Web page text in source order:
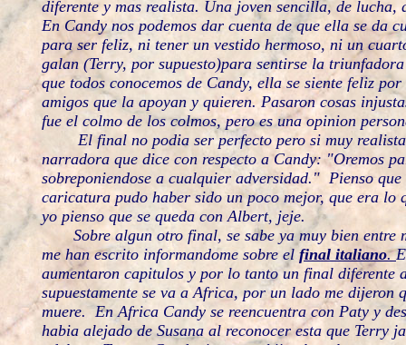
diferente y mas realista. Una joven sencilla, de lucha,
En Candy nos podemos dar cuenta de que ella se da
para ser feliz, ni tener un vestido hermoso, ni un
galan (Terry, por supuesto)para sentirse la
que todos conocemos de Candy, ella se siente feliz
amigos que la apoyan y quieren. Pasaron cosas
fue el colmo de los colmos, pero es una opinion
El final no podia ser perfecto pero si muy
narradora que dice con respecto a Candy: "Oremos
sobreponiendose a cualquier adversidad." Pienso
caricatura pudo haber sido un poco mejor, que era lo
yo pienso que se queda con Albert, jeje.
Sobre algun otro final, se sabe ya muy bien entre
me han escrito informandome sobre el final italiano.
aumentaron capitulos y por lo tanto un final diferente
supuestamente se va a Africa, por un lado me dijeron
muere. En Africa Candy se reencuentra con Paty y
habia alejado de Susana al reconocer esta que Terry